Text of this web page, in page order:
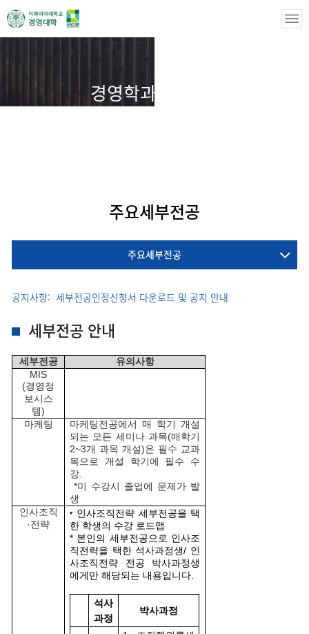
경영학과(대학원)
주요세부전공
주요세부전공
공지사항: 세부전공인정신청서 다운로드 및 공지 안내
세부전공 안내
세부전공
유의사항
MIS
(경영정
보시스
템)
마케팅
마케팅전공에서 매 학기 개설
되는 모든 세미나 과목(매학기
2~3개 과목 개설)은 필수 교과
목으로 개설 학기에 필수 수
강.
*미 수강시 졸업에 문제가 발
생
인사조직
·전략
‣ 인사조직전략 세부전공을 택
한 학생의 수강 로드맵
* 본인의 세부전공으로 인사조
직전략을 택한 석사과정생/ 인
사조직전략 전공 박사과정생
에게만 해당되는 내용입니다.
석사
과정
박사과정